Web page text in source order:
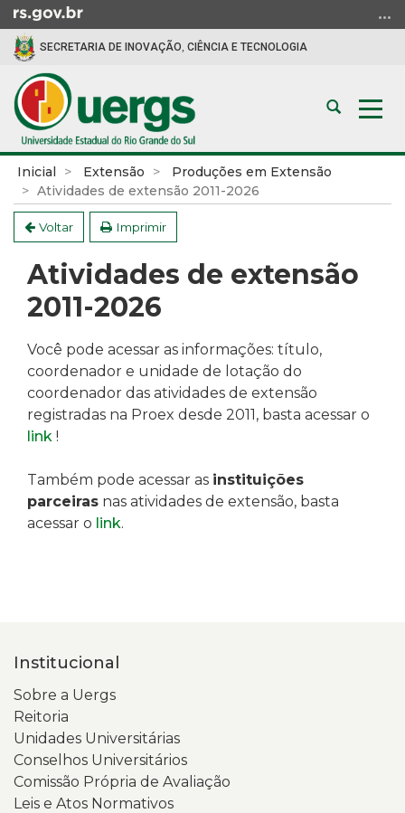
para
conteúdo
para
menu
para
busca
SECRETARIA DE INOVAÇÃO, CIÊNCIA E TECNOLOGIA
Abrir
busca
Início
conteúdo
Inicial Extensão
Produções em Extensão
Atividades de extensão 2011-2026
Voltar Imprimir
Atividades de extensão
2011-2026
Você pode acessar as informações: título,
coordenador e unidade de lotação do
coordenador das atividades de extensão
registradas na Proex desde 2011, basta acessar o
link !
Também pode acessar as instituições
parceiras nas atividades de extensão, basta
acessar o link.
Institucional
Sobre a Uergs
Reitoria
Unidades Universitárias
Conselhos Universitários
Comissão Própria de Avaliação
Leis e Atos Normativos